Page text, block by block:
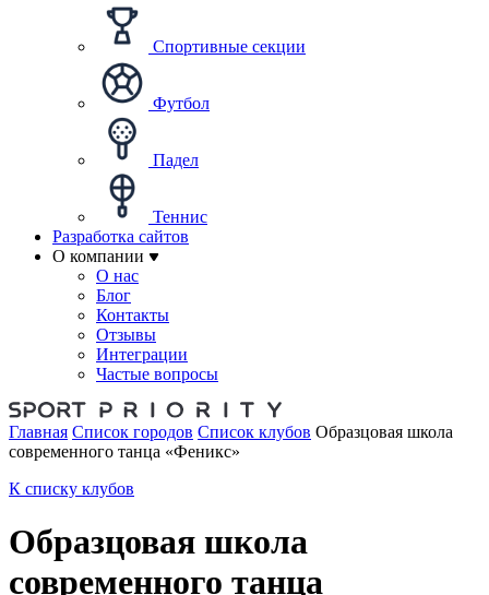
Спортивные секции
Футбол
Падел
Теннис
Разработка сайтов
О компании
О нас
Блог
Контакты
Отзывы
Интеграции
Частые вопросы
Главная Список городов Список клубов Образцовая школа
современного танца «Феникс»
К списку клубов
Образцовая школа
современного танца